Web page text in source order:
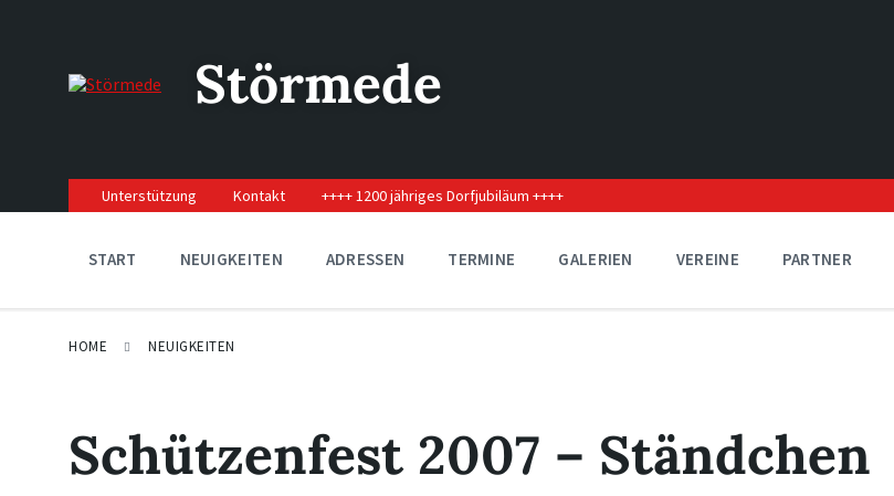
navigation
Störmede
Unterstützung Kontakt ++++ 1200 jähriges Dorfjubiläum ++++
START NEUIGKEITEN ADRESSEN TERMINE GALERIEN VEREINE PARTNER
HOME NEUIGKEITEN
Schützenfest 2007 – Ständchen